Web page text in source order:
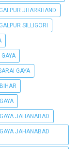
JHARKHAND
SILLIGORI
GAYA
JAHANABAD
JAHANABAD